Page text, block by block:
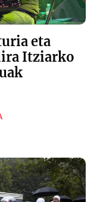
eta
Itziarko